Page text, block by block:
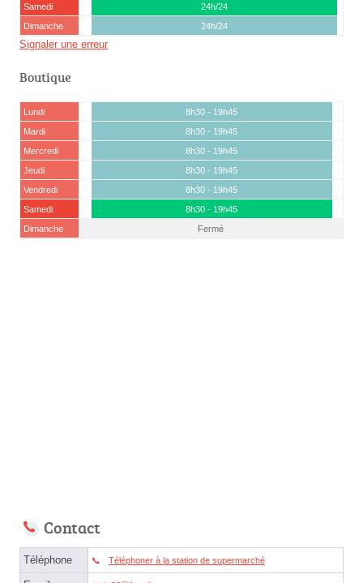
Samedi
24h/24
Dimanche
24h/24
Signaler une erreur
Boutique
Lundi
8h30 - 19h45
Mardi
8h30 - 19h45
Mercredi
8h30 - 19h45
Jeudi
8h30 - 19h45
Vendredi
8h30 - 19h45
Samedi
8h30 - 19h45
Dimanche
Fermé
Contact
Téléphone Téléphoner à la station de supermarché